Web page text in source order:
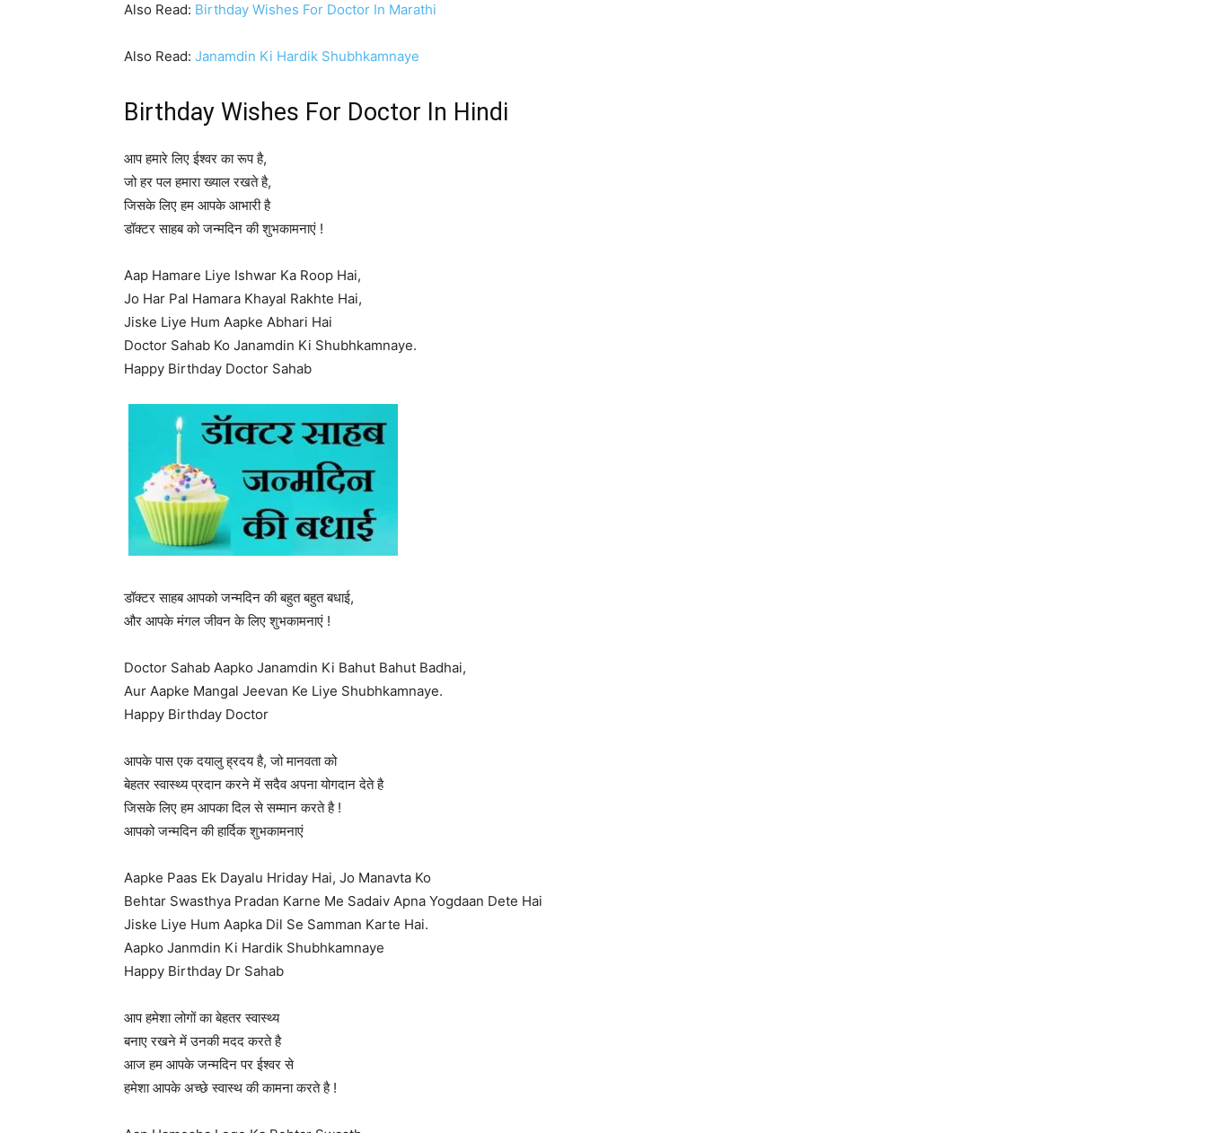
Also Read: Birthday Wishes For Doctor In Marathi
Also Read: Janamdin Ki Hardik Shubhkamnaye
Birthday Wishes For Doctor In Hindi
आप हमारे लिए ईश्वर का रूप है,
जो हर पल हमारा ख्याल रखते है,
जिसके लिए हम आपके आभारी है
डॉक्टर साहब को जन्मदिन की शुभकामनाएं !
Aap Hamare Liye Ishwar Ka Roop Hai,
Jo Har Pal Hamara Khayal Rakhte Hai,
Jiske Liye Hum Aapke Abhari Hai
Doctor Sahab Ko Janamdin Ki Shubhkamnaye.
Happy Birthday Doctor Sahab
डॉक्टर साहब आपको जन्मदिन की बहुत बहुत बधाई,
और आपके मंगल जीवन के लिए शुभकामनाएं !
Doctor Sahab Aapko Janamdin Ki Bahut Bahut Badhai,
Aur Aapke Mangal Jeevan Ke Liye Shubhkamnaye.
Happy Birthday Doctor
आपके पास एक दयालु ह्रदय है, जो मानवता को
बेहतर स्वास्थ्य प्रदान करने में सदैव अपना योगदान देते है
जिसके लिए हम आपका दिल से सम्मान करते है !
आपको जन्मदिन की हार्दिक शुभकामनाएं
Aapke Paas Ek Dayalu Hriday Hai, Jo Manavta Ko
Behtar Swasthya Pradan Karne Me Sadaiv Apna Yogdaan Dete Hai
Jiske Liye Hum Aapka Dil Se Samman Karte Hai.
Aapko Janmdin Ki Hardik Shubhkamnaye
Happy Birthday Dr Sahab
आप हमेशा लोगों का बेहतर स्वास्थ्य
बनाए रखने में उनकी मदद करते है
आज हम आपके जन्मदिन पर ईश्वर से
हमेशा आपके अच्छे स्वास्थ की कामना करते है !